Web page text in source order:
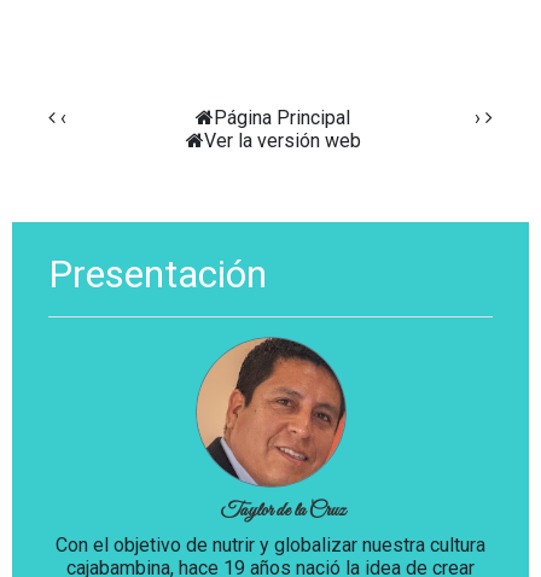
‹ ›
Página Principal
Ver la versión web
Presentación
Taylor de la Cruz
Con el objetivo de nutrir y globalizar nuestra cultura
cajabambina, hace 19 años nació la idea de crear